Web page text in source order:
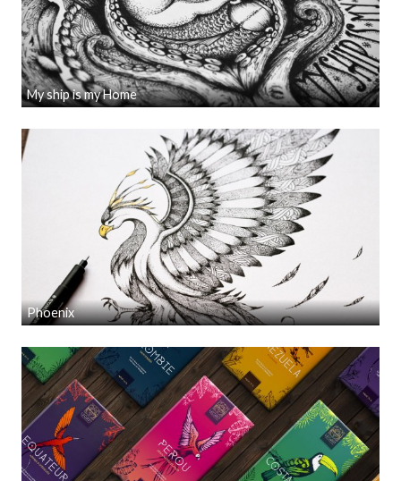
My ship is my Home
Phoenix